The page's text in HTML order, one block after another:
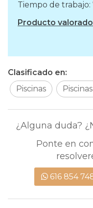
Tiempo de trabajo:
Producto
Clasificado en:
Piscinas
¿Alguna duda?
Ponte en
616 854